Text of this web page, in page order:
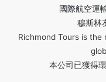
國際航空運
穆斯林
Richmond Tours is
本公司已獲得